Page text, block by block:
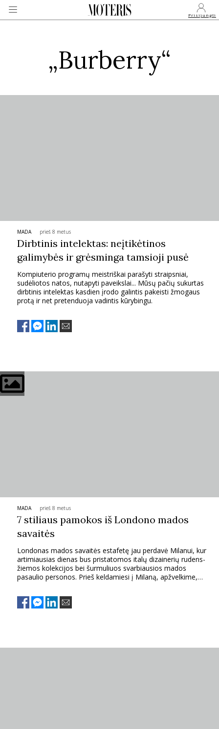
Prisijungti
PSICHOLOGIJA
HOROSKOPAI
ASTROLOGIJA
POLITIKA
LAISVALAIKIS
FOTOGRAFIJA
MENAS
ORAI
KNYGOS
„Burberry“
MADA prieš 8 metus
Dirbtinis intelektas: neįtikėtinos
galimybės ir grėsminga tamsioji pusė
Kompiuterio programų meistriškai parašyti straipsniai,
sudėliotos natos, nutapyti paveikslai... Mūsų pačių sukurtas
dirbtinis intelektas kasdien įrodo galintis pakeisti žmogaus
protą ir net pretenduoja vadintis kūrybingu.
MADA prieš 8 metus
7 stiliaus pamokos iš Londono mados
savaitės
Londonas mados savaitės estafetę jau perdavė Milanui, kur
artimiausias dienas bus pristatomos italų dizainerių rudens-
žiemos kolekcijos bei šurmuliuos svarbiausios mados
pasaulio personos. Prieš keldamiesi į Milaną, apžvelkime,
vykusi mados savaitė.